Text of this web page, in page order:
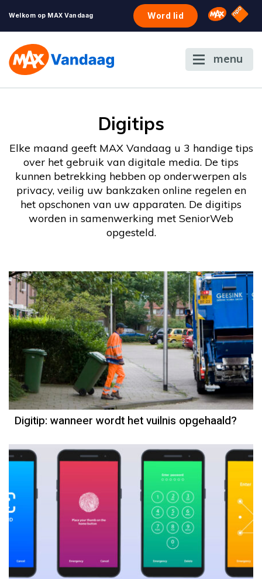
Welkom op MAX Vandaag Word lid Omroep
NPO
menu
Digitips
Elke maand geeft MAX Vandaag u 3 handige tips
over het gebruik van digitale media. De tips
kunnen betrekking hebben op onderwerpen als
privacy, veilig uw bankzaken online regelen en
het opschonen van uw apparaten. De digitips
worden in samenwerking met SeniorWeb
opgesteld.
Digitip: wanneer wordt het vuilnis opgehaald?